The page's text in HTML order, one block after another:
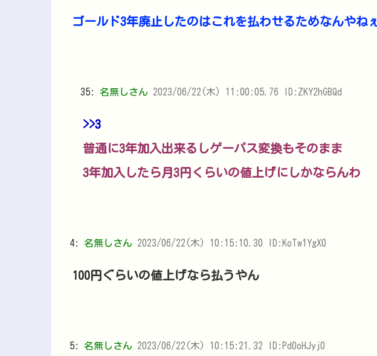
ゴールド3年廃止したのはこれを払わせるためなんやねぇ
35: 名無しさん 2023/06/22(木) 11:00:05.76 ID:ZKY2hGBQd
>>3
普通に3年加入出来るしゲーパス変換もそのまま
3年加入したら月3円くらいの値上げにしかならんわ
4: 名無しさん 2023/06/22(木) 10:15:10.30 ID:KoTw1YgX0
100円ぐらいの値上げなら払うやん
5: 名無しさん 2023/06/22(木) 10:15:21.32 ID:Pd0oHJyj0